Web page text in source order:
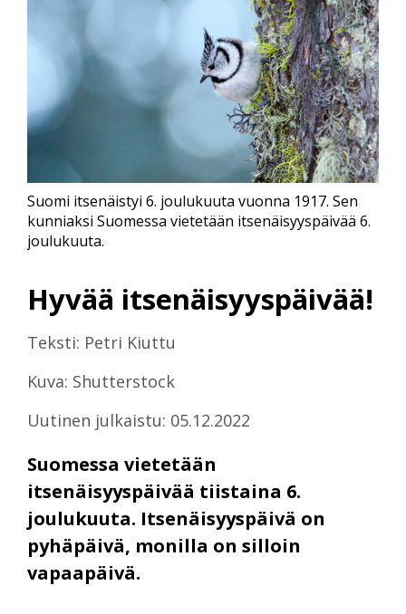
Hyvää itsenäisyyspäivää!
Teksti: Petri Kiuttu
Kuva: Shutterstock
Uutinen julkaistu: 05.12.2022
Suomessa vietetään
itsenäisyyspäivää tiistaina 6.
joulukuuta. Itsenäisyyspäivä on
pyhäpäivä, monilla on silloin
vapaapäivä.
Suomi itsenäistyi 6. joulukuuta vuonna 1917. Sen
kunniaksi Suomessa vietetään itsenäisyyspäivää 6.
joulukuuta.